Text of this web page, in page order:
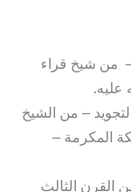
– من شيخ قراء
عليه.
– من الشيخ
المكرمة –
القرن الثالث